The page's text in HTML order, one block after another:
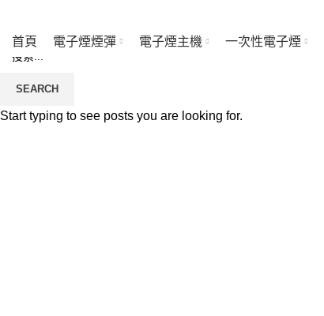
首頁 電子煙煙彈 電子煙主機 一次性電子煙
Click to enlarge
SEARCH
Start typing to see posts you are looking for.